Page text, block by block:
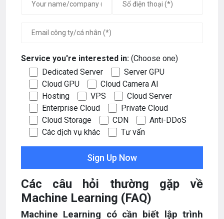
Service you're interested in: (Choose one)
Dedicated Server
Server GPU
Cloud GPU
Cloud Camera AI
Hosting
VPS
Cloud Server
Enterprise Cloud
Private Cloud
Cloud Storage
CDN
Anti-DDoS
Các dịch vụ khác
Tư vấn
Các câu hỏi thường gặp về
Machine Learning (FAQ)
Machine Learning có cần biết lập trình